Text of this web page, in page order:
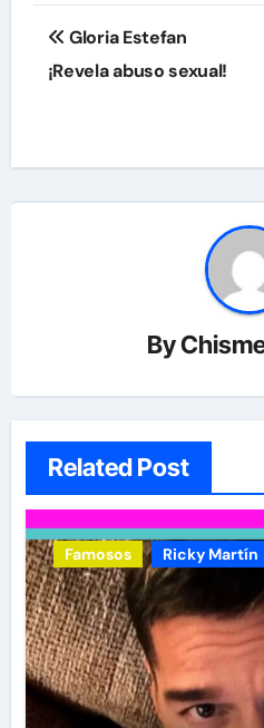
Navegación
de
Gloria Estefan
¡Revela abuso sexual!
By
Related Post
Famosos Ricky Martín